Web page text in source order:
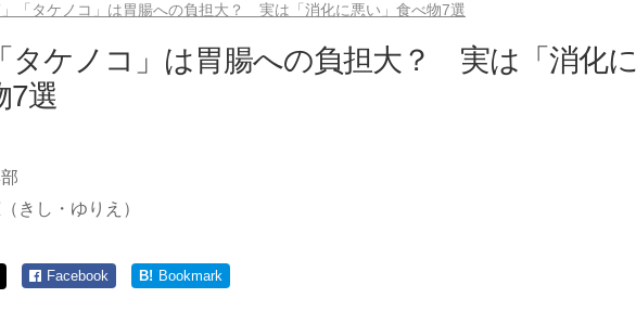
」「タケノコ」は胃腸への負担大？ 実は「消化に悪い」食べ物7選
タケノコ」は胃腸への負担大？ 実は「消化に
7選
きし・ゆりえ）
Facebook B! Bookmark